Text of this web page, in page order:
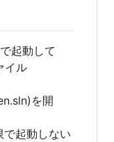
起動して
イル
を開
起動しない